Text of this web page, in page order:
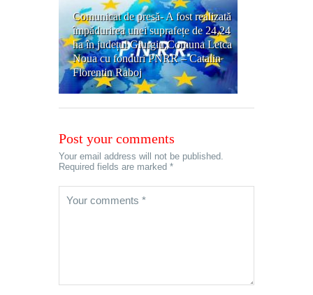
Comunicat de presă- A fost realizată
împădurirea unei suprafețe de 24,24
ha în județul Giurgiu,Comuna Letca
Noua cu fonduri PNRR – Catalin
Florentin Raboj
Post your comments
Your email address will not be published.
Required fields are marked *